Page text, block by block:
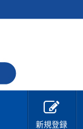
新規登録